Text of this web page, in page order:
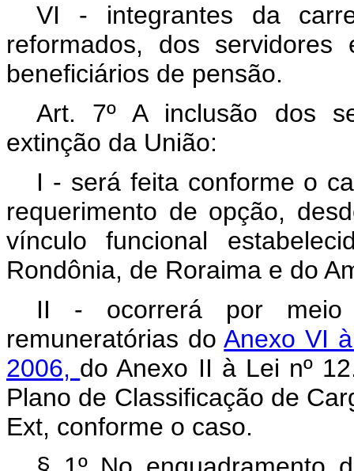
VI - integrantes da
reformados, dos
beneficiários de pensão.
Art. 7º A inclusão dos
extinção da União:
I - será feita conforme o
requerimento de opção,
vínculo funcional
Rondônia, de Roraima e do
II - ocorrerá por meio
remuneratórias doAnexo VI
2006, do Anexo II à Lei nº
Plano de Classificação de
Ext, conforme o caso.